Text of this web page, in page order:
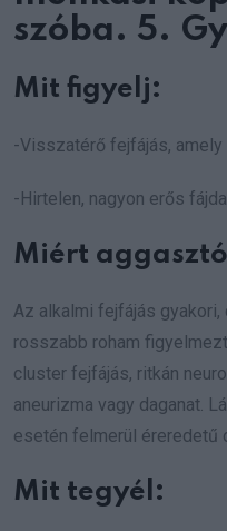
szóba. 5.
Mit figyelj:
-Visszatérő fejfájás,
-Hirtelen, nagyon erős
Miért
Az alkalmi fejfájás gyakori,
rosszabb roham
cluster fejfájás, ritkán
aneurizma vagy daganat.
esetén felmerül éreredetű
Mit tegyél: